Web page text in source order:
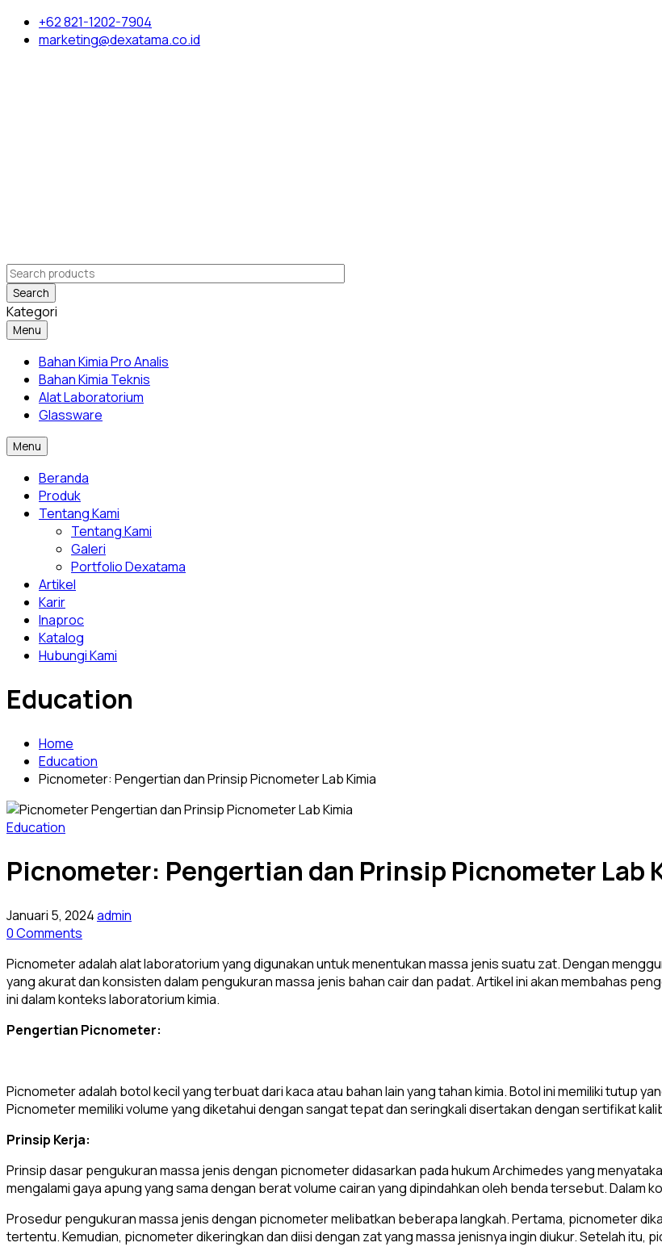
+62 821-1202-7904
marketing@dexatama.co.id
Search
Kategori
Menu
Bahan Kimia Pro Analis
Bahan Kimia Teknis
Alat Laboratorium
Glassware
Menu
Beranda
Produk
Tentang Kami
Tentang Kami
Galeri
Portfolio Dexatama
Artikel
Karir
Inaproc
Katalog
Hubungi Kami
Education
Home
Education
Picnometer: Pengertian dan Prinsip Picnometer Lab Kimia
Education
Picnometer: Pengertian dan Prinsip Picnometer Lab
Januari 5, 2024admin
0 Comments
Picnometer adalah alat laboratorium yang digunakan untuk menentukan massa jenis suatu zat. Dengan
yang akurat dan konsisten dalam pengukuran massa jenis bahan cair dan padat. Artikel ini akan membahas
ini dalam konteks laboratorium kimia.
Pengertian Picnometer:
Picnometer adalah botol kecil yang terbuat dari kaca atau bahan lain yang tahan kimia. Botol ini memiliki tutup
Picnometer memiliki volume yang diketahui dengan sangat tepat dan seringkali disertakan dengan sertifikat
Prinsip Kerja:
Prinsip dasar pengukuran massa jenis dengan picnometer didasarkan pada hukum Archimedes yang
mengalami gaya apung yang sama dengan berat volume cairan yang dipindahkan oleh benda tersebut. Dalam
Prosedur pengukuran massa jenis dengan picnometer melibatkan beberapa langkah. Pertama, picnometer
tertentu. Kemudian, picnometer dikeringkan dan diisi dengan zat yang massa jenisnya ingin diukur. Setelah itu,